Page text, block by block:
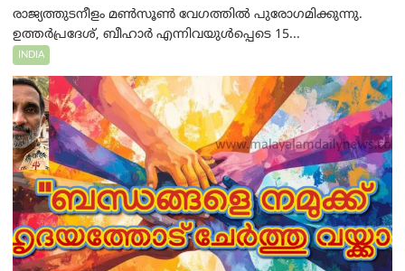
രാജ്യത്തുടനീളം മൺസൂൺ വേഗത്തിൽ പുരോഗമിക്കുന്നു.
ഉത്തർപ്രദേശ്, ബീഹാർ എന്നിവയുൾപ്പെടെ 15...
INDIA